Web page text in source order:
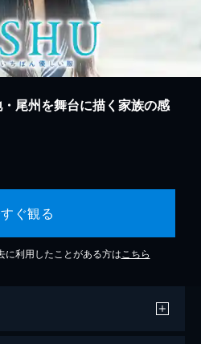
尾州を舞台に描く家族の感
ぐ観る
に利用したことがある方は こちら